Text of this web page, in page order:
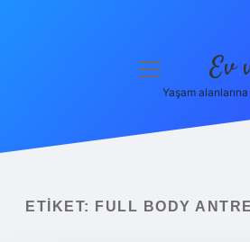
Yasal Uyarı
menüyü
Ev
Yaşam
ETIKET: FULL BODY